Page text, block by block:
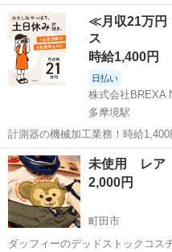
す(*'ω'*) 購入したまま袋入りの状態で冷暗所保管していました 新品未
使用ですが個人保管の為、ご理
東京 町田市 おもちゃ
≪月収21万円
ス
時給1,400円
日払い
株式会社BREXA
多摩境駅
計測器の機械加工業務！時給
い日勤×土日祝休み★1食300円～
り！働きやすい空調完備♪《東京都町田市》 人気の工
測器の機械加工業務◇ ...
東京 町田市 多摩境駅
未使用 レア
2,000円
町田市
ダッフィーのデッドストックコス